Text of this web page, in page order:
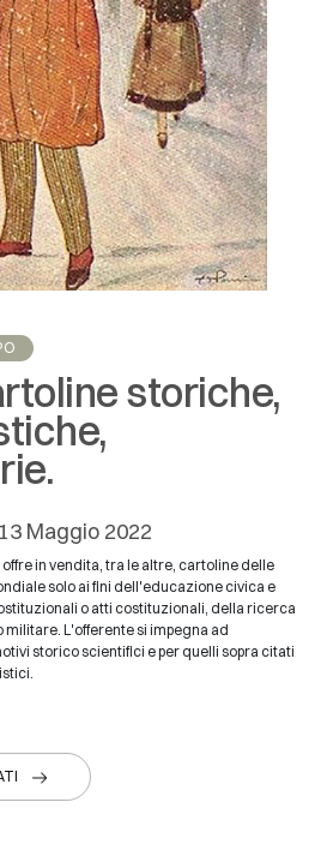
storiche,
13 Maggio 2022
offre in vendita, tra le altre, cartoline delle
solo ai fini dell'educazione civica e
o atti costituzionali, della ricerca
L'offerente si impegna ad
storico scientifici e per quelli sopra citati